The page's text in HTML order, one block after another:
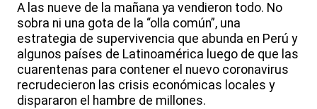
A las nueve de la mañana ya vendieron todo. No
sobra ni una gota de la “olla común”, una
estrategia de supervivencia que abunda en Perú y
algunos países de Latinoamérica luego de que las
cuarentenas para contener el nuevo coronavirus
recrudecieron las crisis económicas locales y
dispararon el hambre de millones.